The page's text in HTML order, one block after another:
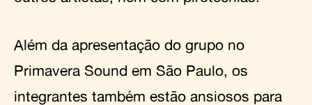
Além da apresentação do grupo no
Primavera Sound em São Paulo, os
integrantes também estão ansiosos para